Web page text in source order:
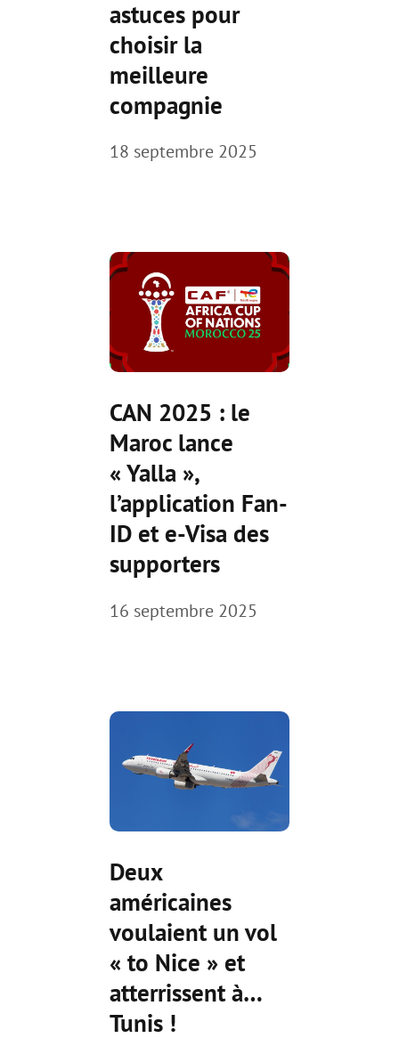
astuces pour
choisir la
meilleure
compagnie
18 septembre 2025
CAN 2025 : le
Maroc lance
« Yalla »,
l’application Fan-
ID et e-Visa des
supporters
16 septembre 2025
Deux
américaines
voulaient un vol
« to Nice » et
atterrissent à…
Tunis !